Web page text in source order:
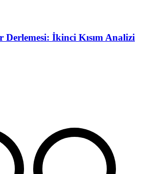
Derlemesi: İkinci Kısım Analizi